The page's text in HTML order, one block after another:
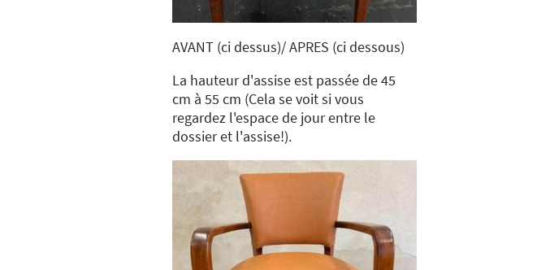
AVANT (ci dessus)/ APRES (ci dessous)
La hauteur d'assise est passée de 45
cm à 55 cm (Cela se voit si vous
regardez l'espace de jour entre le
dossier et l'assise!).